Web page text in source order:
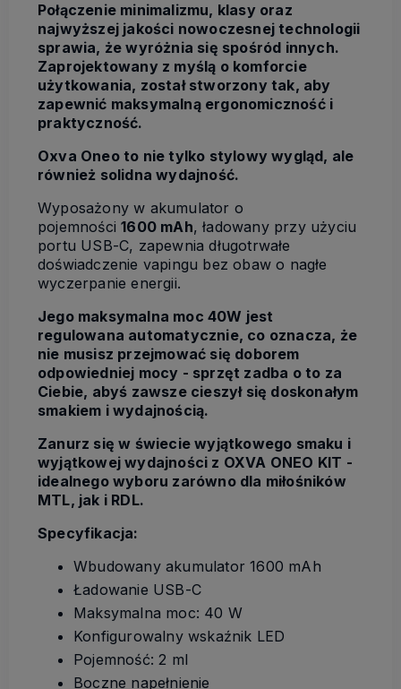
Połączenie minimalizmu, klasy oraz
najwyższej jakości nowoczesnej technologii
sprawia, że wyróżnia się spośród innych.
Zaprojektowany z myślą o komforcie
użytkowania, został stworzony tak, aby
zapewnić maksymalną ergonomiczność i
praktyczność.
Oxva Oneo to nie tylko stylowy wygląd, ale
również solidna wydajność.
Wyposażony w akumulator o
pojemności1600 mAh, ładowany przy użyciu
portu USB-C, zapewnia długotrwałe
doświadczenie vapingu bez obaw o nagłe
wyczerpanie energii.
Jego maksymalna moc 40W jest
regulowana automatycznie, co oznacza, że
nie musisz przejmować się doborem
odpowiedniej mocy - sprzęt zadba o to za
Ciebie, abyś zawsze cieszył się doskonałym
smakiem i wydajnością.
Zanurz się w świecie wyjątkowego smaku i
wyjątkowej wydajności z OXVA ONEO KIT -
idealnego wyboru zarówno dla miłośników
MTL, jak i RDL.
Specyfikacja:
Wbudowany akumulator 1600 mAh
Ładowanie USB-C
Maksymalna moc: 40 W
Konfigurowalny wskaźnik LED
Pojemność: 2 ml
Boczne napełnienie